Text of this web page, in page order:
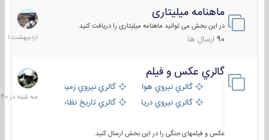
ماهنامه میلیتاری
در این بخش می توانید ماهنامه میلیتاری را دریافت کنید.
90 ارسال ها
30
1401
گالري عكس و فيلم
گالري نيروي هوايي
گالري نيروي زميني
گالري نيروي دريايي
گالري تاریخ نظامی
عکس و فیلمهای جنگی را در این بخش ارسال کنید.
سه
شنبه
در